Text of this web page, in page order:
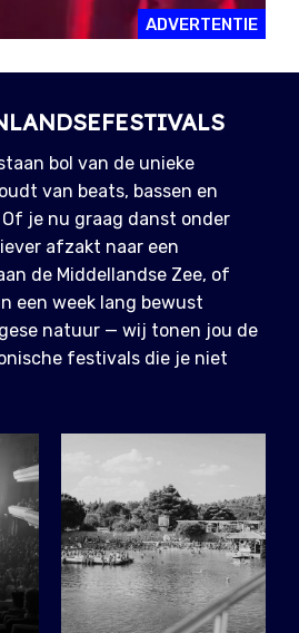
ADVERTENTIE
bol van de unieke
van beats, bassen en
je nu graag danst onder
afzakt naar een
de Middellandse Zee, of
een week lang bewust
natuur — wij tonen jou de
festivals die je niet